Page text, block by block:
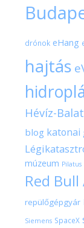
drónok eHang
hajtás
Hévíz-
blog katonai
múzeum Pilatus
Red Bull
repülőgépgyár
Siemens SpaceX